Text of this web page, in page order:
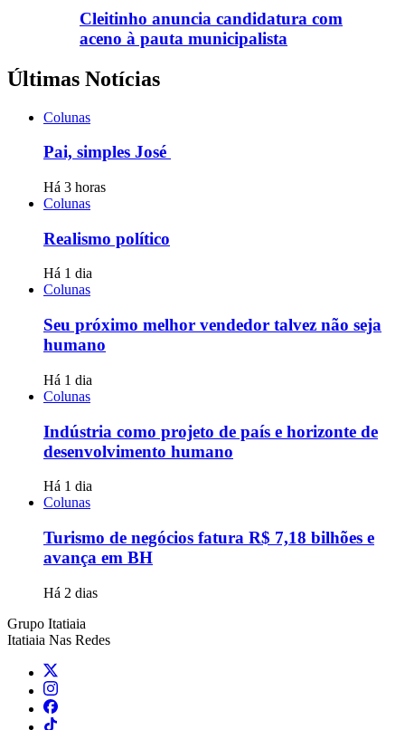
Cleitinho anuncia candidatura com
aceno à pauta municipalista
Últimas Notícias
Colunas
Pai, simples José
Há 3 horas
Colunas
Realismo político
Há 1 dia
Colunas
Seu próximo melhor vendedor talvez não seja
humano
Há 1 dia
Colunas
Indústria como projeto de país e horizonte de
desenvolvimento humano
Há 1 dia
Colunas
Turismo de negócios fatura R$ 7,18 bilhões e
avança em BH
Há 2 dias
Grupo Itatiaia
Itatiaia Nas Redes